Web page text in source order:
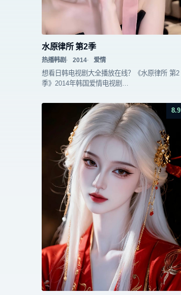
水原律所 第2季
热播韩剧 2014 爱情
想看日韩电视剧大全播放在线？《水原律所 第2
季》2014年韩国爱情电视剧…
8.9